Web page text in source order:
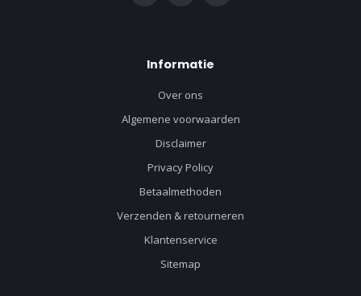
Informatie
Over ons
Algemene voorwaarden
Disclaimer
Privacy Policy
Betaalmethoden
Verzenden & retourneren
Klantenservice
Sitemap